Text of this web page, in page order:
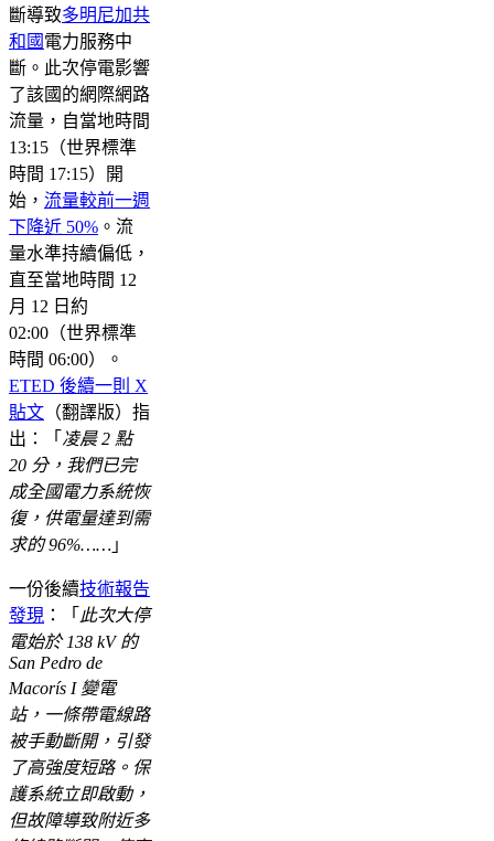
斷導致多明尼加共
和國 電力服務中
斷。此次停電影響
了該國的網際網路
流量，自當地時間
13:15（世界標準
時間 17:15）開
始， 流量較前一週
下降近 50% 。流
量水準持續偏低，
直至當地時間 12
月 12 日約
02:00（世界標準
時間 06:00）。
ETED 後續一則 X
貼文 （翻譯版）指
出：「 凌晨 2 點
20 分，我們已完
成全國電力系統恢
復，供電量達到需
求的 96%…… 」
一份後續技術報告
發現 ：「 此次大停
電始於 138 kV 的
San Pedro de
Macorís I 變電
站，一條帶電線路
被手動斷開，引發
了高強度短路。保
護系統立即啟動，
但故障導致附近多